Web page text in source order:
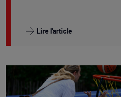
Lire l'article